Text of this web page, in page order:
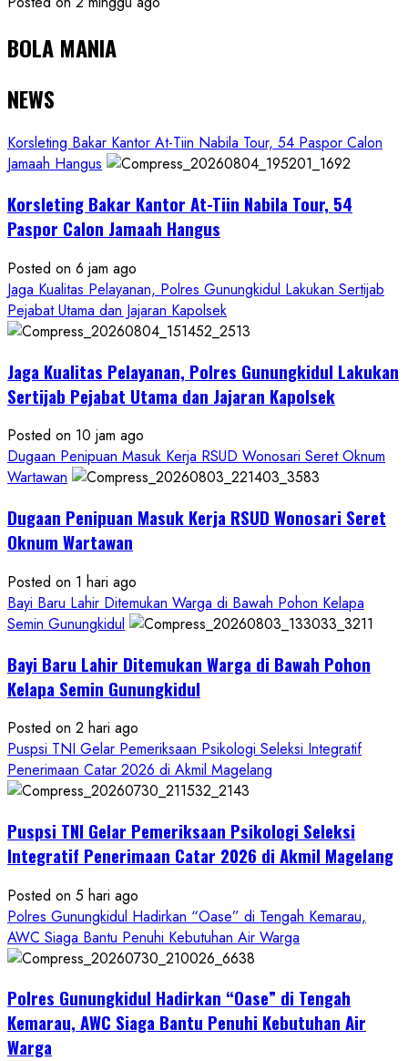
BOLA MANIA
NEWS
Korsleting Bakar Kantor At-Tiin Nabila Tour, 54 Paspor Calon
Jamaah Hangus
Korsleting Bakar Kantor At-Tiin Nabila Tour, 54
Paspor Calon Jamaah Hangus
Posted on 6 jam ago
Jaga Kualitas Pelayanan, Polres Gunungkidul Lakukan Sertijab
Pejabat Utama dan Jajaran Kapolsek
Jaga Kualitas Pelayanan, Polres Gunungkidul Lakukan
Sertijab Pejabat Utama dan Jajaran Kapolsek
Posted on 10 jam ago
Dugaan Penipuan Masuk Kerja RSUD Wonosari Seret Oknum
Wartawan
Dugaan Penipuan Masuk Kerja RSUD Wonosari Seret
Oknum Wartawan
Posted on 1 hari ago
Bayi Baru Lahir Ditemukan Warga di Bawah Pohon Kelapa
Semin Gunungkidul
Bayi Baru Lahir Ditemukan Warga di Bawah Pohon
Kelapa Semin Gunungkidul
Posted on 2 hari ago
Puspsi TNI Gelar Pemeriksaan Psikologi Seleksi Integratif
Penerimaan Catar 2026 di Akmil Magelang
Puspsi TNI Gelar Pemeriksaan Psikologi Seleksi
Integratif Penerimaan Catar 2026 di Akmil Magelang
Posted on 5 hari ago
Polres Gunungkidul Hadirkan “Oase” di Tengah Kemarau,
AWC Siaga Bantu Penuhi Kebutuhan Air Warga
Polres Gunungkidul Hadirkan “Oase” di Tengah
Kemarau, AWC Siaga Bantu Penuhi Kebutuhan Air
Warga